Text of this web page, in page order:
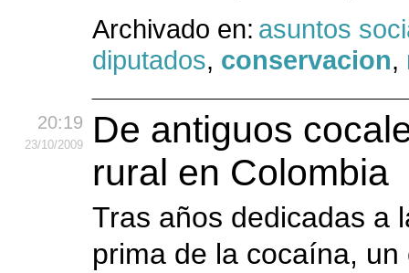
Archivado en: asuntos
diputados, conservacion,
20:19
23/10/2009
De antiguos
rural en Colombia
Tras años dedicadas a
prima de la cocaína,